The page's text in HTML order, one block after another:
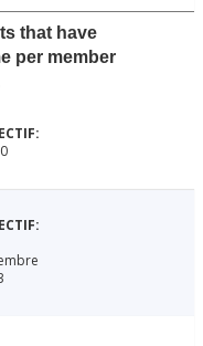
that have
per member